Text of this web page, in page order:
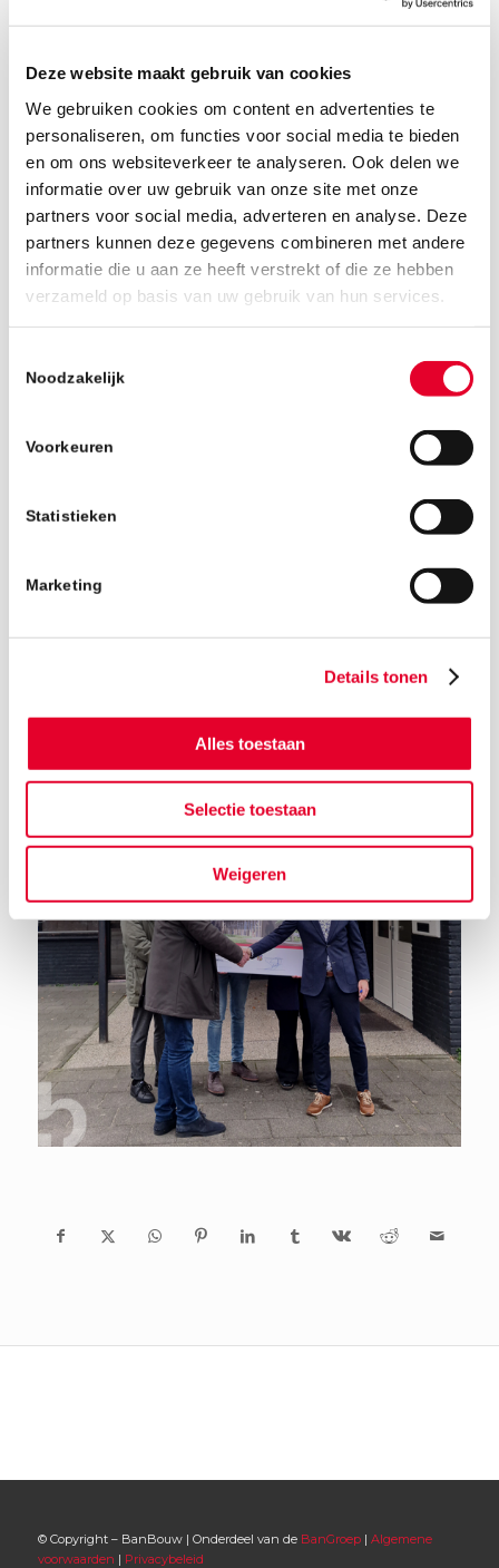
Deze website maakt gebruik van cookies
We gebruiken cookies om content en advertenties te
personaliseren, om functies voor social media te bieden
en om ons websiteverkeer te analyseren. Ook delen we
informatie over uw gebruik van onze site met onze
partners voor social media, adverteren en analyse. Deze
partners kunnen deze gegevens combineren met andere
informatie die u aan ze heeft verstrekt of die ze hebben
verzameld op basis van uw gebruik van hun services.
Noodzakelijk
Voorkeuren
Statistieken
Marketing
Details tonen
Alles toestaan
Selectie toestaan
Weigeren
11 december 2024
Terug naar het nieuwsoverzicht
© Copyright – BanBouw | Onderdeel van de BanGroep| Algemene
voorwaarden | Privacybeleid